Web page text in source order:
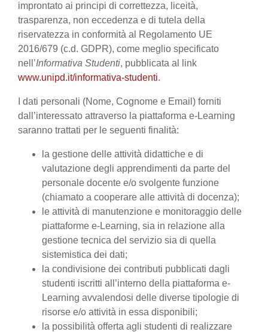
improntato ai principi di correttezza, liceità,
trasparenza, non eccedenza e di tutela della
riservatezza in conformità al Regolamento UE
2016/679 (c.d. GDPR), come meglio specificato
nell’Informativa Studenti, pubblicata al link
www.unipd.it/informativa-studenti.
I dati personali (Nome, Cognome e Email) forniti
dall’interessato attraverso la piattaforma e-Learning
saranno trattati per le seguenti finalità:
la gestione delle attività didattiche e di
valutazione degli apprendimenti da parte del
personale docente e/o svolgente funzione
(chiamato a cooperare alle attività di docenza);
le attività di manutenzione e monitoraggio delle
piattaforme e-Learning, sia in relazione alla
gestione tecnica del servizio sia di quella
sistemistica dei dati;
la condivisione dei contributi pubblicati dagli
studenti iscritti all’interno della piattaforma e-
Learning avvalendosi delle diverse tipologie di
risorse e/o attività in essa disponibili;
la possibilità offerta agli studenti di realizzare